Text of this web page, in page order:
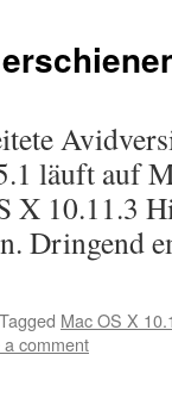
läuft auf
X 10.11.3
Dringend
Tagged Mac OS X
a comment